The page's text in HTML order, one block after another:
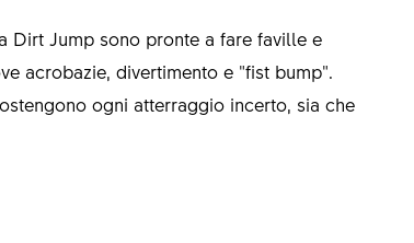
Dirt Jump sono pronte a fare faville e
acrobazie, divertimento e "fist bump".
ogni atterraggio incerto, sia che